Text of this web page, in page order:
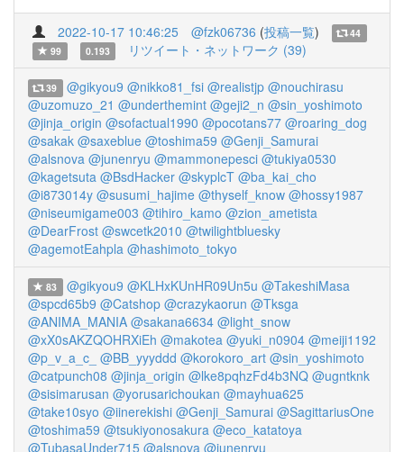
2022-10-17 10:46:25 @fzk06736 (投稿一覧)
44
99
0.193 リツイート・ネットワーク (39)
39 @gikyou9 @nikko81_fsi @realistjp @nouchirasu
@uzomuzo_21 @underthemint @geji2_n @sin_yoshimoto
@jinja_origin @sofactual1990 @pocotans77 @roaring_dog
@sakak @saxeblue @toshima59 @Genji_Samurai
@alsnova @junenryu @mammonepesci @tukiya0530
@kagetsuta @BsdHacker @skyplcT @ba_kai_cho
@i873014y @susumi_hajime @thyself_know @hossy1987
@niseumigame003 @tihiro_kamo @zion_ametista
@DearFrost @swcetk2010 @twilightbluesky
@agemotEahpla @hashimoto_tokyo
83 @gikyou9 @KLHxKUnHR09Un5u @TakeshiMasa
@spcd65b9 @Catshop @crazykaorun @Tksga
@ANIMA_MANIA @sakana6634 @light_snow
@xX0sAKZQOHRXiEh @makotea @yuki_n0904 @meiji1192
@p_v_a_c_ @BB_yyyddd @korokoro_art @sin_yoshimoto
@catpunch08 @jinja_origin @lke8pqhzFd4b3NQ @ugntknk
@sisimarusan @yorusarichoukan @mayhua625
@take10syo @iinerekishi @Genji_Samurai @SagittariusOne
@toshima59 @tsukiyonosakura @eco_katatoya
@TubasaUnder715 @alsnova @junenryu